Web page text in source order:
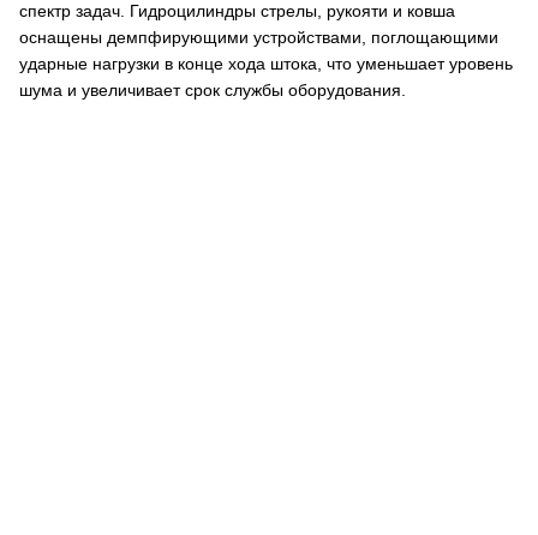
спектр задач. Гидроцилиндры стрелы, рукояти и ковша
оснащены демпфирующими устройствами, поглощающими
ударные нагрузки в конце хода штока, что уменьшает уровень
шума и увеличивает срок службы оборудования.